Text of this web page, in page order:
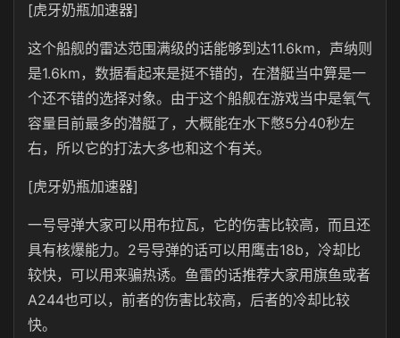
[虎牙奶瓶加速器]
这个船舰的雷达范围满级的话能够到达11.6km，声纳则
是1.6km，数据看起来是挺不错的，在潜艇当中算是一
个还不错的选择对象。由于这个船舰在游戏当中是氧气
容量目前最多的潜艇了，大概能在水下憋5分40秒左
右，所以它的打法大多也和这个有关。
[虎牙奶瓶加速器]
一号导弹大家可以用布拉瓦，它的伤害比较高，而且还
具有核爆能力。2号导弹的话可以用鹰击18b，冷却比
较快，可以用来骗热诱。鱼雷的话推荐大家用旗鱼或者
A244也可以，前者的伤害比较高，后者的冷却比较
快。